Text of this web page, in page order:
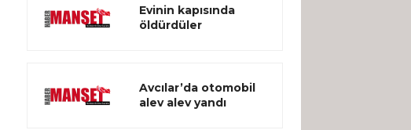
Evinin kapısında
öldürdüler
Avcılar’da otomobil
alev alev yandı